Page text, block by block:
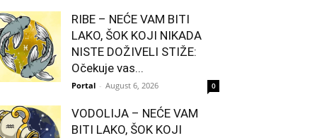
RIBE – NEĆE VAM BITI
LAKO, ŠOK KOJI NIKADA
NISTE DOŽIVELI STIŽE:
Očekuje vas...
Portal - August 6, 2026 0
VODOLIJA – NEĆE VAM
BITI LAKO, ŠOK KOJI